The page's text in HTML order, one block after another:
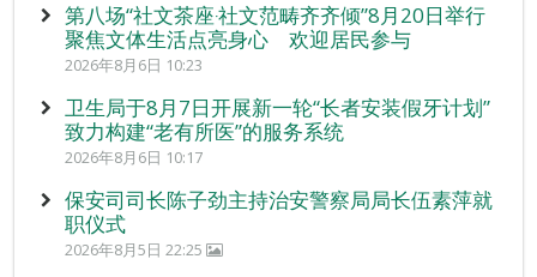
第八场“社文茶座‧社文范畴齐齐倾”8月20日举行
聚焦文体生活点亮身心 欢迎居民参与
2026年8月6日 10:23
卫生局于8月7日开展新一轮“长者安装假牙计划”
致力构建“老有所医”的服务系统
2026年8月6日 10:17
保安司司长陈子劲主持治安警察局局长伍素萍就
职仪式
2026年8月5日 22:25